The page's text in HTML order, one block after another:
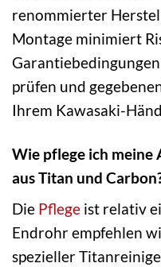
renommierter
Montage minimiert
prüfen und
Ihrem Kawasaki-
Wie pflege ich
aus Titan und
Die Pflege ist relativ
Endrohr empfehlen
spezieller